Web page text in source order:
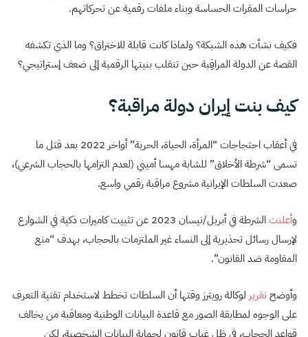
حراسات المقرات الحساسة وبناء ملفات رقمية عن تحركاتهم.
فكيف نشأت هذه الشبكة؟ ولماذا كانت قابلة للاختراق؟ وما الذي تكشفه
القصة عن الدولة المراقِبة حين تنقلب بنيتها الرقمية إلى ضعف إستراتيجي؟
كيف بنت إيران دولة مراقبة؟
في أعقاب احتجاجات “المرأة، الحياة، الحرية” أواخر 2022 بعد قتل ما
تسمى “شرطة الأخلاق” للشابة مهسا أميني (لعدم التزامها بالحجاب الشرعي)،
صعدت السلطات الإيرانية مشروع مراقبة رقمي واسع.
وأعلنت
الشرطة في أبريل/نيسان 2023 عن تثبيت كاميرات ذكية في الشوارع
لإرسال رسائل تحذيرية إلى النساء غير الملتزمات بالحجاب، بهدف “منع
المقاومة ضد القانون”.
وأوضحتقرير لوكالة رويترز وقتها أن السلطات تخطط لاستخدام تقنية التعرف
على الوجوه لمطابقة الصور مع قاعدة البيانات الوطنية ومعاقبة من يخالف
قواعد الحجاب، في ظل غياب قانون لحماية البيانات الشخصية، لكن